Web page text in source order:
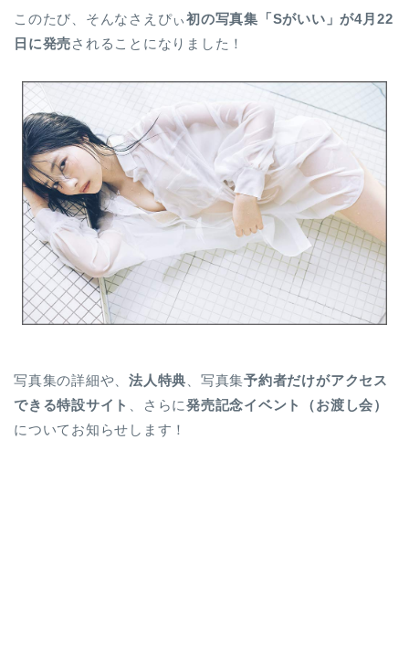
このたび、そんなさえぴぃ初の写真集「Sがいい」が4月22
日に発売されることになりました！
写真集の詳細や、法人特典 、写真集予約者だけがアクセス
できる特設サイト
、さらに発売記念イベント（お渡し会）
についてお知らせします！